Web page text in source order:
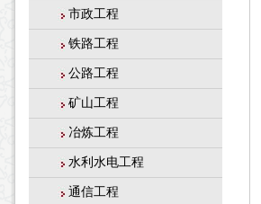
市政工程
铁路工程
公路工程
矿山工程
冶炼工程
水利水电工程
通信工程